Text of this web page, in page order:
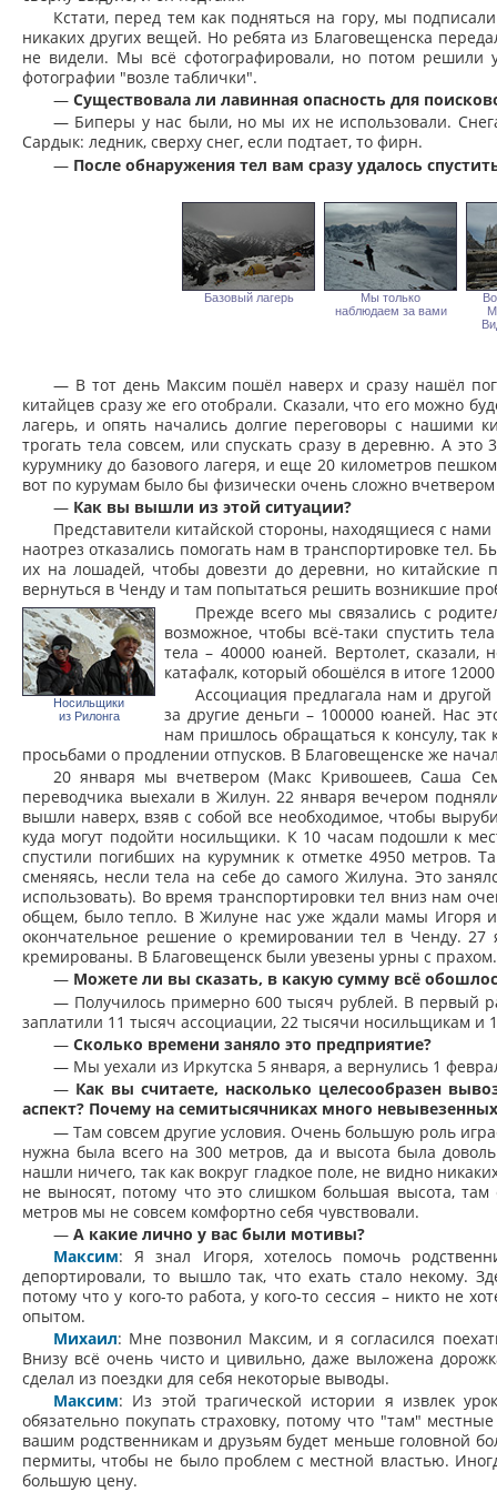
Кстати, перед тем как подняться на гору, мы
никаких других вещей. Но ребята из Благовещенска
не видели. Мы всё сфотографировали, но потом решили
фотографии "возле таблички".
— Существовала ли лавинная опасность для
— Биперы у нас были, но мы их не использовали.
Сардык: ледник, сверху снег, если подтает, то фирн.
— После обнаружения тел вам сразу удалось
Базовый лагерь
Мы только
наблюдаем за вами
— В тот день Максим пошёл наверх и сразу нашёл
китайцев сразу же его отобрали. Сказали, что его можно
лагерь, и опять начались долгие переговоры с нашими
трогать тела совсем, или спускать сразу в деревню. А
курумнику до базового лагеря, и еще 20 километров
вот по курумам было бы физически очень сложно
— Как вы вышли из этой ситуации?
Представители китайской стороны, находящиеся с
наотрез отказались помогать нам в транспортировке тел.
их на лошадей, чтобы довезти до деревни, но китайские
вернуться в Ченду и там попытаться решить возникшие
Носильщики
из Рилонга
Прежде всего мы связались с
возможное, чтобы всё-таки спустить
тела – 40000 юаней. Вертолет,
катафалк, который обошёлся в итоге
Ассоциация предлагала нам и
за другие деньги – 100000 юаней. Нас
нам пришлось обращаться к консулу, так
просьбами о продлении отпусков. В Благовещенске же
20 января мы вчетвером (Макс Кривошеев, Саша
переводчика выехали в Жилун. 22 января вечером
вышли наверх, взяв с собой все необходимое, чтобы
куда могут подойти носильщики. К 10 часам подошли к
спустили погибших на курумник к отметке 4950 метров.
сменяясь, несли тела на себе до самого Жилуна. Это
использовать). Во время транспортировки тел вниз нам
общем, было тепло. В Жилуне нас уже ждали мамы Игоря
окончательное решение о кремировании тел в Ченду.
кремированы. В Благовещенск были увезены урны с прахом.
— Можете ли вы сказать, в какую сумму всё
— Получилось примерно 600 тысяч рублей. В первый
заплатили 11 тысяч ассоциации, 22 тысячи носильщикам и
— Сколько времени заняло это предприятие?
— Мы уехали из Иркутска 5 января, а вернулись 1
— Как вы считаете, насколько целесообразен
аспект? Почему на семитысячниках много
— Там совсем другие условия. Очень большую роль
нужна была всего на 300 метров, да и высота была
нашли ничего, так как вокруг гладкое поле, не видно
не выносят, потому что это слишком большая высота,
метров мы не совсем комфортно себя чувствовали.
— А какие лично у вас были мотивы?
Максим: Я знал Игоря, хотелось помочь
депортировали, то вышло так, что ехать стало некому.
потому что у кого-то работа, у кого-то сессия – никто не
опытом.
Михаил: Мне позвонил Максим, и я согласился
Внизу всё очень чисто и цивильно, даже выложена
сделал из поездки для себя некоторые выводы.
Максим: Из этой трагической истории я извлек
обязательно покупать страховку, потому что "там"
вашим родственникам и друзьям будет меньше головной
пермиты, чтобы не было проблем с местной властью.
большую цену.